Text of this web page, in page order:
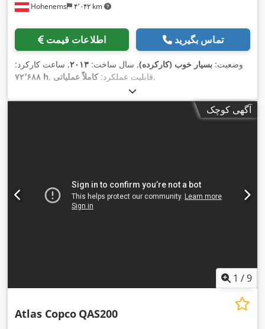
Hohenems ۴٬۰۴۲ km
اطلاعات قیمت تماس بگیرید
وضعیت: بسیار خوب (کارکرده), سال ساخت: ۲۰۱۳, ساعت کارکرد:
۷۲٬۶۸۸ h
, قابلیت عملکرد:کاملاً عملیاتی ,
آگهی کوچک
1 /9
Atlas Copco QAS200